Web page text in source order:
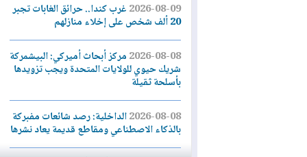
2026-08-09غرب كندا.. حرائق الغابات تجبر
2026-08-08مركز أبحاث أميركي: البيشمركة
شريك حيوي للولايات المتحدة ويجب تزويدها
بأسلحة ثقيلة
2026-08-08الداخلية: رصد شائعات مفبركة
بالذكاء الاصطناعي ومقاطع قديمة يعاد نشرها